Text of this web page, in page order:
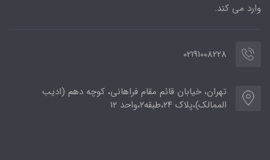
وارد می کند.
02191008228
تهران، خیابان قائم مقام فراهانی، کوچه دهم (ادیب
الممالک)،پلاک ۲۴،طبقه۲،واحد ۱۲